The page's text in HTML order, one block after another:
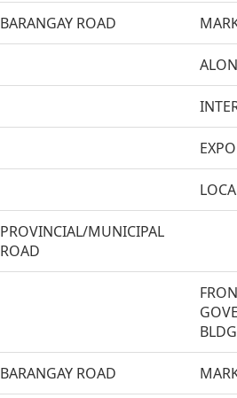
BARANGAY ROAD
PROVINCIAL/MUNICIPAL
ROAD
BARANGAY ROAD